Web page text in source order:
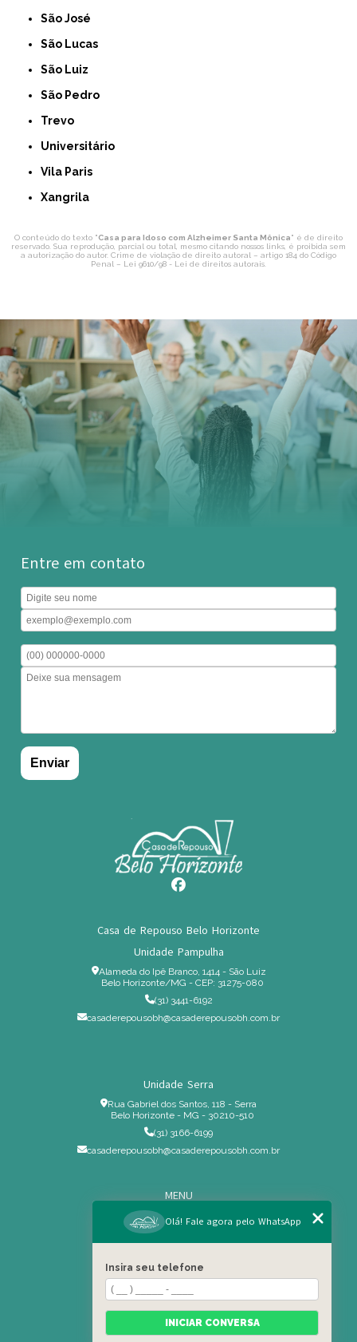
São José
São Lucas
São Luiz
São Pedro
Trevo
Universitário
Vila Paris
Xangrila
O conteúdo do texto "Casa para Idoso com Alzheimer Santa Mônica" é de direito
reservado. Sua reprodução, parcial ou total, mesmo citando nossos links, é proibida sem
a autorização do autor. Crime de violação de direito autoral – artigo 184 do Código
Penal – Lei 9610/98 - Lei de direitos autorais
Entre em contato
Casa de Repouso Belo Horizonte
Unidade Pampulha
Alameda do Ipê Branco, 1414 - São Luiz
Belo Horizonte/MG - CEP: 31275-080
(31) 3441-6192
casaderepousobh@casaderepousobh.com.br
Unidade Serra
Rua Gabriel dos Santos, 118 - Serra
Belo Horizonte - MG - 30210-510
(31) 3166-6199
casaderepousobh@casaderepousobh.com.br
MENU
Home
Institucional
Serviços Especiais
Blog
Residência
Olá! Fale agora pelo WhatsApp
Insira seu telefone
INICIAR CONVERSA